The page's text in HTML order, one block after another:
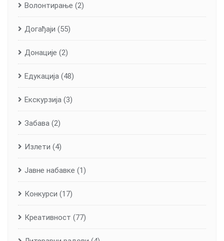
Волонтирање (2)
Догађаји (55)
Донације (2)
Едукација (48)
Екскурзија (3)
Забава (2)
Излети (4)
Јавне набавке (1)
Конкурси (17)
Креативност (77)